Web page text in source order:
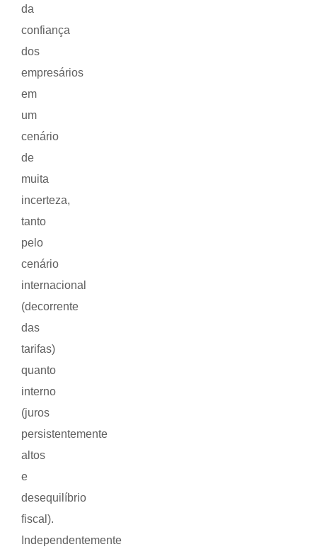
da
confiança
dos
empresários
em
um
cenário
de
muita
incerteza,
tanto
pelo
cenário
internacional
(decorrente
das
tarifas)
quanto
interno
(juros
persistentemente
altos
e
desequilíbrio
fiscal).
Independentemente